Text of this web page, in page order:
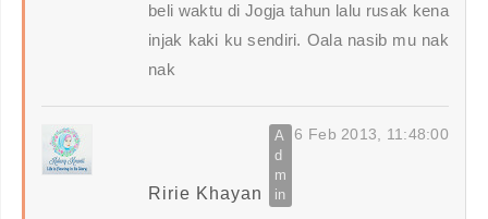
beli waktu di Jogja tahun lalu rusak kena
injak kaki ku sendiri. Oala nasib mu nak
nak
Ririe Khayan
6 Feb 2013, 11:48:00